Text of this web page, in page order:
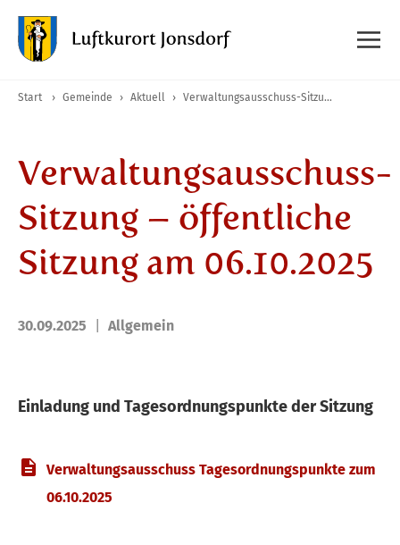
Start › Gemeinde › Aktuell › Verwaltungsausschuss-Sitzung – öffentliche Sitzung am 06.10.2025
Verwaltungsausschuss-
Sitzung – öffentliche
Sitzung am 06.10.2025
30.09.2025 Allgemein
Einladung und Tagesordnungspunkte der Sitzung
Verwaltungsausschuss Tagesordnungspunkte zum
06.10.2025